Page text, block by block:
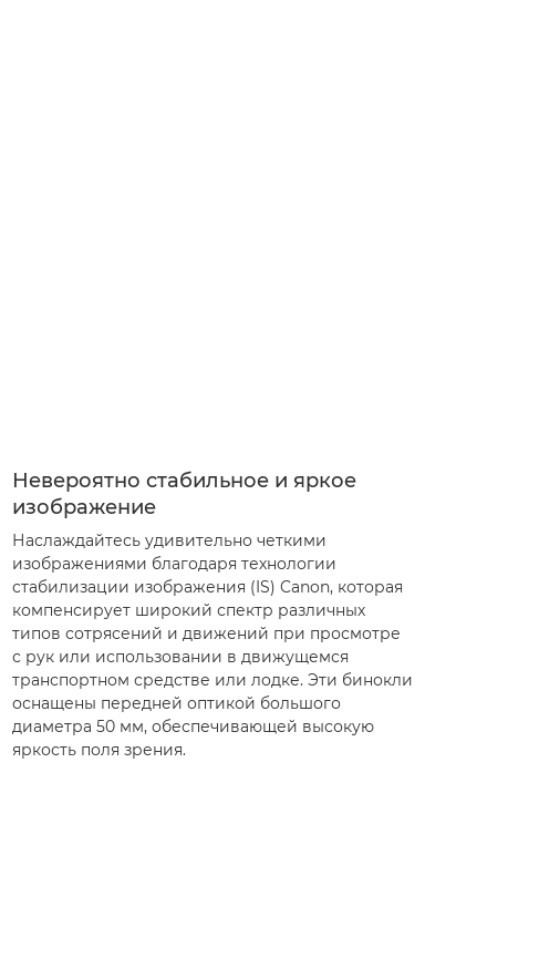
Невероятно стабильное и яркое
изображение
Наслаждайтесь удивительно четкими
изображениями благодаря технологии
стабилизации изображения (IS) Canon, которая
компенсирует широкий спектр различных
типов сотрясений и движений при просмотре
с рук или использовании в движущемся
транспортном средстве или лодке. Эти бинокли
оснащены передней оптикой большого
диаметра 50 мм, обеспечивающей высокую
яркость поля зрения.